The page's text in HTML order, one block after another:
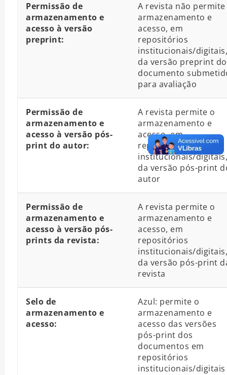
Permissão de
armazenamento e
acesso à versão
preprint:
A revista não
armazenamento e
acesso, em
repositórios
institucionais/digitais,
da versão preprint do
documento
para avaliação
Permissão de
armazenamento e
acesso à versão pós-
print do autor:
A revista permite o
armazenamento e
acesso, em
repositórios
institucionais/digitais,
da versão pós-print
autor
Permissão de
armazenamento e
acesso à versão pós-
prints da revista:
A revista permite o
armazenamento e
acesso, em
repositórios
institucionais/digitais,
da versão pós-print
revista
Selo de
armazenamento e
acesso:
Azul: permite o
armazenamento e
acesso das versões
pós-print dos
documentos em
repositórios
institucionais/digitais